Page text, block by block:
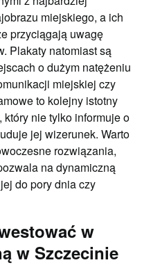
miejskiego, a ich
przyciągają uwagę
Plakaty natomiast są
o dużym natężeniu
miejskiej czy
to kolejny istotny
nie tylko informuje o
jej wizerunek. Warto
rozwiązania,
na dynamiczną
do pory dnia czy
w
w Szczecinie